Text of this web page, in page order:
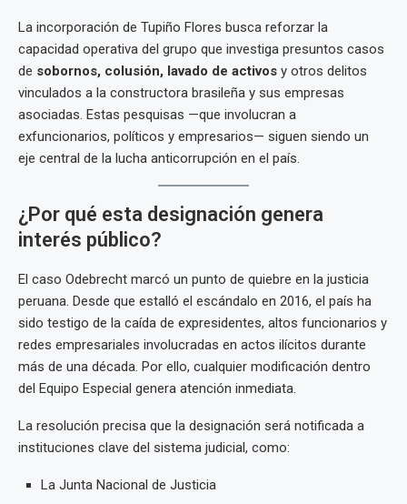
La incorporación de Tupiño Flores busca reforzar la
capacidad operativa del grupo que investiga presuntos casos
de sobornos, colusión, lavado de activos y otros delitos
vinculados a la constructora brasileña y sus empresas
asociadas. Estas pesquisas —que involucran a
exfuncionarios, políticos y empresarios— siguen siendo un
eje central de la lucha anticorrupción en el país.
¿Por qué esta designación genera
interés público?
El caso Odebrecht marcó un punto de quiebre en la justicia
peruana. Desde que estalló el escándalo en 2016, el país ha
sido testigo de la caída de expresidentes, altos funcionarios y
redes empresariales involucradas en actos ilícitos durante
más de una década. Por ello, cualquier modificación dentro
del Equipo Especial genera atención inmediata.
La resolución precisa que la designación será notificada a
instituciones clave del sistema judicial, como:
La Junta Nacional de Justicia